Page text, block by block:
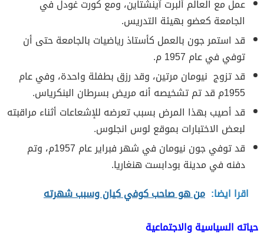
عمل مع العالم ألبرت آينشتاين، ومع كورت غودل في
الجامعة كعضو بهيئة التدريس.
قد استمر جون بالعمل كأستاذ رياضيات بالجامعة حتى أن
توفي في عام 1957 م.
قد تزوج نيومان مرتين، وقد رزق بطفلة واحدة، وفي عام
1955م قد تم تشخيصه أنه مريض بسرطان البنكرياس.
قد أصيب بهذا المرض بسبب تعرضه للإشعاعات أثناء مراقبته
لبعض الاختبارات بموقع لوس انجلوس.
قد توفي جون نيومان في شهر فبراير عام 1957م، وتم
دفنه في مدينة بودابست هنغاريا.
اقرا ايضا: من هو صاحب كوفي كيان وسبب شهرته
حياته السياسية والاجتماعية